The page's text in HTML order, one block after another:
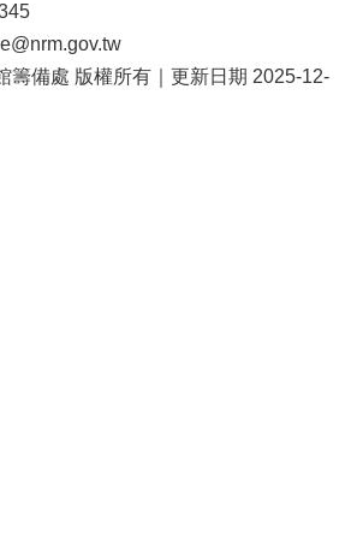
籌備處 版權所有｜更新日期 2025-12-